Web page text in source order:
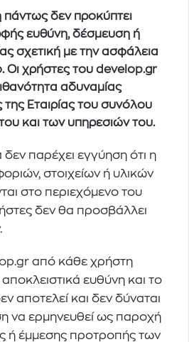
δεν προκύπτει
ευθύνη, δέσμευση ή
σχετική με την ασφάλεια
Οι χρήστες του develop.gr
αδυναμίας
Εταιρίας του συνόλου
και των υπηρεσιών του.
δεν παρέχει εγγύηση ότι η
στοιχείων ή υλικών
στο περιεχόμενο του
δεν θα προσβάλλει
από κάθε χρήστη
αποκλειστικά ευθύνη και το
αποτελεί και δεν δύναται
να ερμηνευθεί ως παροχή
ή έμμεσης προτροπής των